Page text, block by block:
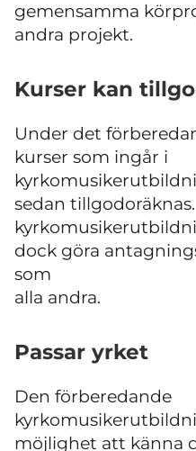
gemensamma
andra projekt.
Kurser kan
Under det
kurser som ingår i
sedan
dock göra
som
alla andra.
Passar yrket
Den förberedande
möjlighet att känna